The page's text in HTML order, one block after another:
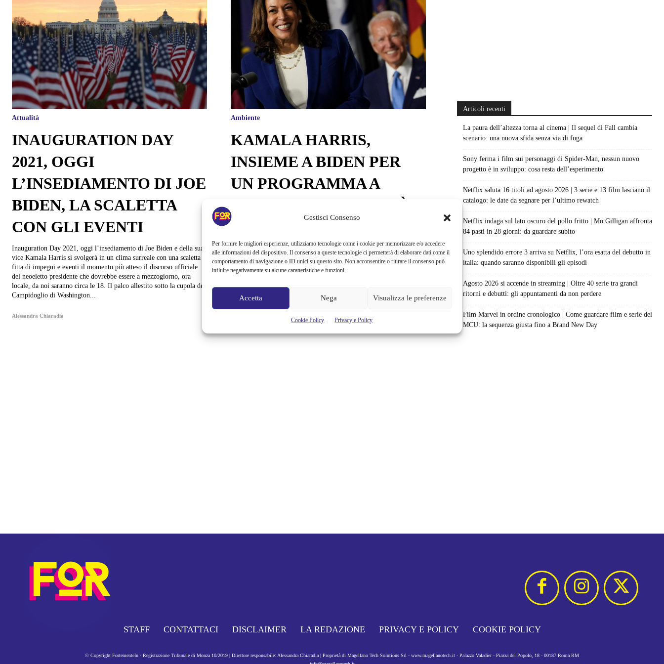
Gestisci Consenso
Per fornire le migliori esperienze, utilizziamo tecnologie come i cookie per memorizzare e/o accedere
alle informazioni del dispositivo. Il consenso a queste tecnologie ci permetterà di elaborare dati come il
comportamento di navigazione o ID unici su questo sito. Non acconsentire o ritirare il consenso può
influire negativamente su alcune caratteristiche e funzioni.
Accetta Nega Visualizza le preferenze
Cookie Policy Privacy e Policy
Attualità
INAUGURATION DAY
2021, OGGI
L’INSEDIAMENTO DI JOE
BIDEN, LA SCALETTA
CON GLI EVENTI
Inauguration Day 2021, oggi l’insediamento di Joe Biden e della sua
vice Kamala Harris si svolgerà in un clima surreale con una scaletta
fitta di impegni e eventi il momento più atteso il discorso ufficiale
del neoeletto presidente che dovrebbe essere a mezzogiorno, ora
locale, da noi saranno circa le 18. Il palco allestito sotto la cupola del
Campidoglio di Washington...
Alessandra Chiaradia
Ambiente
KAMALA HARRIS,
INSIEME A BIDEN PER
UN PROGRAMMA A
TUTTA SOSTENIBILITÀ E
DIRITTI
Siamo già tutti innamorati di Kamala Harris, la prima donna della
storia a diventare vicepresidente degli Stati Uniti e prima donna di
colore a ricoprire questo ruolo. La vittoria di Joe Biden del 7
un segnale forte per tutto il mondo, il primo discorso ufficiale della
Harris, sul...
Articoli recenti
La paura dell’altezza torna al cinema | Il sequel di Fall cambia
scenario: una nuova sfida senza via di fuga
Sony ferma i film sui personaggi di Spider-Man, nessun nuovo
progetto è in sviluppo: cosa resta dell’esperimento
Netflix saluta 16 titoli ad agosto 2026 | 3 serie e 13 film lasciano il
catalogo: le date da segnare per l’ultimo rewatch
Netflix indaga sul lato oscuro del pollo fritto | Mo Gilligan affronta
84 pasti in 28 giorni: da guardare subito
Uno splendido errore 3 arriva su Netflix, l’ora esatta del debutto in
italia: quando saranno disponibili gli episodi
Agosto 2026 si accende in streaming | Oltre 40 serie tra grandi
ritorni e debutti: gli appuntamenti da non perdere
Film Marvel in ordine cronologico | Come guardare film e serie del
MCU: la sequenza giusta fino a Brand New Day
STAFF CONTATTACI DISCLAIMER LA REDAZIONE PRIVACY E POLICY COOKIE POLICY
© Copyright FortementeIn - Registrazione Tribunale di Monza 10/2019 | Direttore responsabile: Alessandra Chiaradia | Proprietà di Magellano Tech Solutions Srl - www.magellanotech.it - Palazzo Valadier - Piazza del Popolo, 18 - 00187 Roma RM